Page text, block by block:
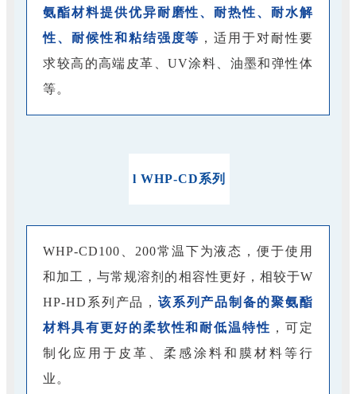
氨酯材料提供优异耐磨性、耐热性、耐水解
性、耐候性和粘结强度等 ，适用于对耐性要
求较高的高端皮革、UV涂料、油墨和弹性体
等。
l WHP-CD系列
WHP-CD100、200常温下为液态，便于使用
和加工，与常规溶剂的相容性更好，相较于W
HP-HD系列产品， 该系列产品制备的聚氨酯
材料具有更好的柔软性和耐低温特性 ，可定
制化应用于皮革、柔感涂料和膜材料等行
业。